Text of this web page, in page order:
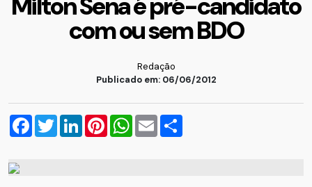
com ou sem BDO
Redação
Publicado em: 06/06/2012
Facebook
TwitterLinkedInPinterestWhatsApp
Email